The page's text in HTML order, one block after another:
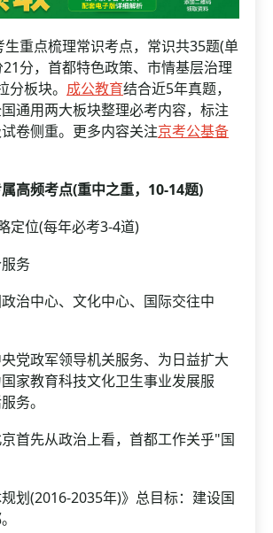
点梳理常识考点，常识共35题(单
分，首都特色政策、市情基层治理
板块。 成公教育结合近5年真题，
通用两大板块整理必考内容，标注
卷侧重。更多内容关注京考公基备
频考点(重中之重，10-14题)
位(每年必考3-4道)
务
中心、文化中心、国际交往中
政军领导机关服务、为日益扩大
家教育科技文化卫生事业发展服
务。
先从政治上看，首都工作关乎"国
(2016-2035年)》总目标：建设国